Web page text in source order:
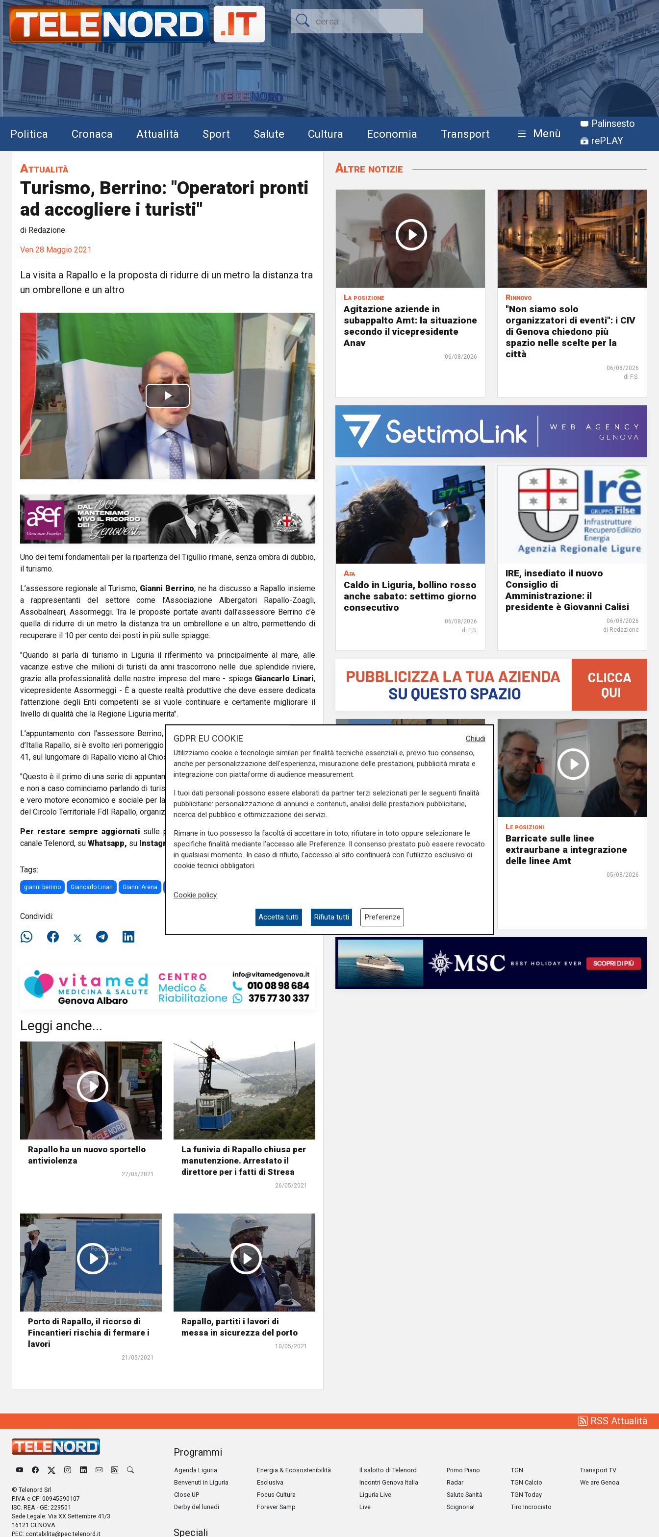
Politica Cronaca Attualità Sport Salute Cultura Economia Transport Menù
Palinsesto
rePLAY
Attualità
Turismo, Berrino: "Operatori pronti
ad accogliere i turisti"
di Redazione
Ven 28 Maggio 2021
La visita a Rapallo e la proposta di ridurre di un metro la distanza tra
un ombrellone e un altro
P
l
a
y
V
d
e
o
Uno dei temi fondamentali per la ripartenza del Tigullio rimane, senza ombra di dubbio,
il turismo.
L’assessore regionale al Turismo, Gianni Berrino, ne ha discusso a Rapallo insieme
a rappresentanti del settore come l’Associazione Albergatori Rapallo-Zoagli,
Assobalneari, Assormeggi. Tra le proposte portate avanti dall’assessore Berrino c’è
quella di ridurre di un metro la distanza tra un ombrellone e un altro, permettendo di
recuperare il 10 per cento dei posti in più sulle spiagge.
"Quando si parla di turismo in Liguria il riferimento va principalmente al mare, alle
vacanze estive che milioni di turisti da anni trascorrono nelle due splendide riviere,
grazie alla professionalità delle nostre imprese del mare - spiega Giancarlo Linari,
vicepresidente Assormeggi - È a queste realtà produttive che deve essere dedicata
l’attenzione degli Enti competenti se si vuole continuare e certamente migliorare il
livello di qualità che la Regione Liguria merita".
L’appuntamento con l’assessore Berrino, organizzato dal Circolo Territoriale Fratelli
d’Italia Rapallo, si è svolto ieri pomeriggio all’American Bar Rosa dei Venti, Via Marsala
41, sul lungomare di Rapallo vicino al Chiosco della Musica.
"Questo è il primo di una serie di appuntamenti in programma rivolti al nostro territorio,
e non a caso cominciamo parlando di turismo, risorsa fondamentale per la nostra città
e vero motore economico e sociale per la ripartenza", diceGianni Arena, Presidente
del Circolo Territoriale FdI Rapallo, organizzatore dell’evento.
Per restare sempre aggiornati sulle principali notizie sulla Liguria seguiteci sul
canale Telenord, su Whatsapp, su Instagram,suYoutubee suFacebook.
Tags:
gianni berrino Giancarlo Linari Gianni Arena
Condividi:
Leggi anche...
Rapallo ha un nuovo sportello
antiviolenza
27/05/2021
La funivia di Rapallo chiusa per
manutenzione. Arrestato il
direttore per i fatti di Stresa
26/05/2021
Porto di Rapallo, il ricorso di
Fincantieri rischia di fermare i
lavori
21/05/2021
Rapallo, partiti i lavori di
messa in sicurezza del porto
10/05/2021
Altre notizie
La posizione
Agitazione aziende in
subappalto Amt: la situazione
secondo il vicepresidente
Anav
06/08/2026
Rinnovo
"Non siamo solo
organizzatori di eventi": i CIV
di Genova chiedono più
spazio nelle scelte per la
città
06/08/2026
di F.S.
Afa
Caldo in Liguria, bollino rosso
anche sabato: settimo giorno
consecutivo
06/08/2026
di F.S.
IRE, insediato il nuovo
Consiglio di
Amministrazione: il
presidente è Giovanni Calisi
06/08/2026
di Redazione
Ass. Viscogliosi a Telenord:
"A Puntavagno un'area cani al
posto di Mondobimbo 2. La
Le posizioni
Barricate sulle linee
extraurbane a integrazione
delle linee Amt
05/08/2026
RSS Attualità
© Telenord Srl
P.IVA e CF: 00945590107
ISC. REA - GE: 229501
Sede Legale: Via XX Settembre 41/3
16121 GENOVA
PEC: contabilita@pec.telenord.it
Programmi
Agenda Liguria
Benvenuti in Liguria
Close UP
Derby del lunedì
Energia & Ecosostenibilità
Esclusiva
Focus Cultura
Forever Samp
Il salotto di Telenord
Incontri Genova Italia
Liguria Live
Live
Primo Piano
Radar
Salute Sanità
Scignoria!
TGN
TGN Calcio
TGN Today
Tiro Incrociato
Transport TV
We are Genoa
Speciali
Chiudi
GDPR EU COOKIE
Utilizziamo cookie e tecnologie similari per finalità tecniche essenziali e, previo tuo consenso,
anche per personalizzazione dell'esperienza, misurazione delle prestazioni, pubblicità mirata e
integrazione con piattaforme di audience measurement.
I tuoi dati personali possono essere elaborati da partner terzi selezionati per le seguenti finalità
pubblicitarie: personalizzazione di annunci e contenuti, analisi delle prestazioni pubblicitarie,
ricerca del pubblico e ottimizzazione dei servizi.
Rimane in tuo possesso la facoltà di accettare in toto, rifiutare in toto oppure selezionare le
specifiche finalità mediante l'accesso alle Preferenze. Il consenso prestato può essere revocato
in qualsiasi momento. In caso di rifiuto, l'accesso al sito continuerà con l'utilizzo esclusivo di
cookie tecnici obbligatori.
Cookie policy
Accetta tutti Rifiuta tutti Preferenze